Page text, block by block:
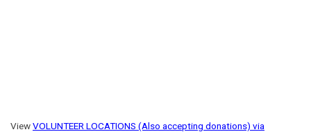
ViewVOLUNTEER LOCATIONS (Also accepting donations) via